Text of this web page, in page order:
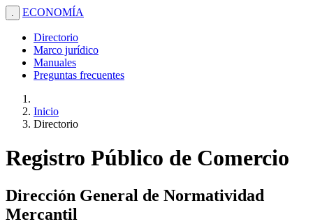
. ECONOMÍA
Directorio
Marco jurídico
Manuales
Preguntas frecuentes
Inicio
Directorio
Registro Público de Comercio
Dirección General de Normatividad
Mercantil